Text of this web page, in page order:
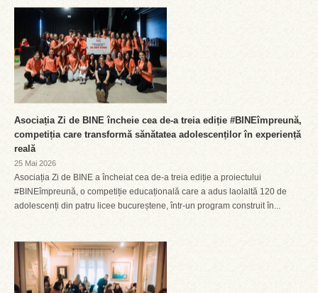
Asociația Zi de BINE încheie cea de-a treia ediție #BINEîmpreună,
competiția care transformă sănătatea adolescenților în experiență
reală
25 Mai 2026
Asociația Zi de BINE a încheiat cea de-a treia ediție a proiectului
#BINEîmpreună, o competiție educațională care a adus laolaltă 120 de
adolescenți din patru licee bucureștene, într-un program construit în...